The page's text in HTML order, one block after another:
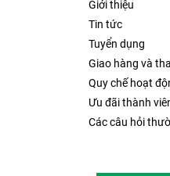
Giới thiệu
Tin tức
Tuyển dụng
Giao hàng và
Quy chế hoạt
Ưu đãi thành
Các câu hỏi